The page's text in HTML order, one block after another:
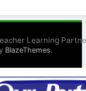
Learning
BlazeThemes.